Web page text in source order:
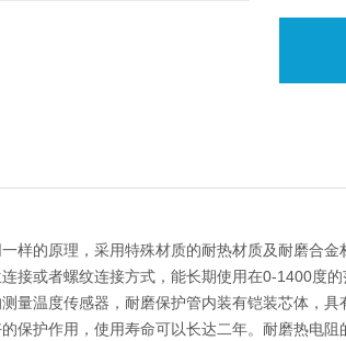
样的原理，采用特殊材质的耐热材质及耐磨合
接或者螺纹连接方式，能长期使用在0-1400度
量温度传感器，耐磨保护管内装有铠装芯体，
保护作用，使用寿命可以长达二年。耐磨热电